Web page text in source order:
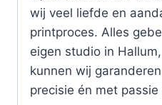
wij veel liefde en
printproces. Alles
eigen studio in
kunnen wij
precisie én met